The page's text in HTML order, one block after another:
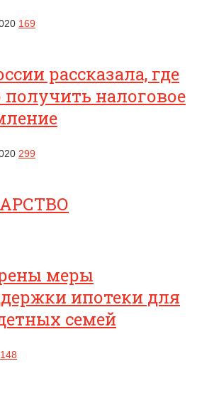
169
рассказала, где
налоговое
299
меры
ипотеки для
семей
148